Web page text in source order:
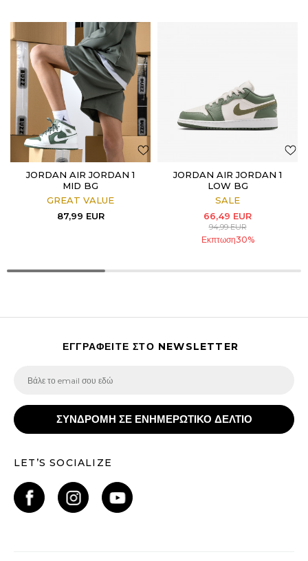
JORDAN AIR JORDAN 1
MID BG
GREAT VALUE
87,99 EUR
JORDAN AIR JORDAN 1
LOW BG
SALE
66,49 EUR
94,99EUR
Εκπτωση30%
ΕΓΓΡΑΦΕΙΤΕ ΣΤΟ NEWSLETTER
ΣΥΝΔΡΟΜΗ ΣΕ ΕΝΗΜΕΡΩΤΙΚΟ ΔΕΛΤΙΟ
LET’S SOCIALIZE